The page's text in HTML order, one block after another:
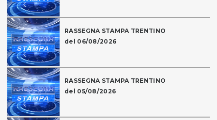
RASSEGNA STAMPA TRENTINO
del 06/08/2026
RASSEGNA STAMPA TRENTINO
del 05/08/2026